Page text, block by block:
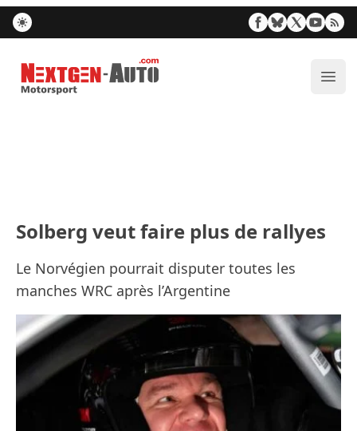
Nextgen-Auto.com
Solberg veut faire plus de rallyes
Le Norvégien pourrait disputer toutes les
manches WRC après l’Argentine